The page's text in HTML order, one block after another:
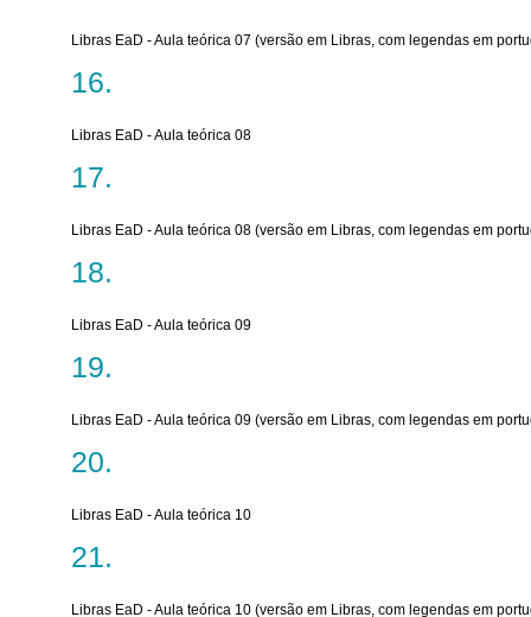
Libras EaD - Aula teórica 07 (versão em Libras, com legendas em
Libras EaD - Aula teórica 08
Libras EaD - Aula teórica 08 (versão em Libras, com legendas em
Libras EaD - Aula teórica 09
Libras EaD - Aula teórica 09 (versão em Libras, com legendas em
Libras EaD - Aula teórica 10
Libras EaD - Aula teórica 10 (versão em Libras, com legendas em